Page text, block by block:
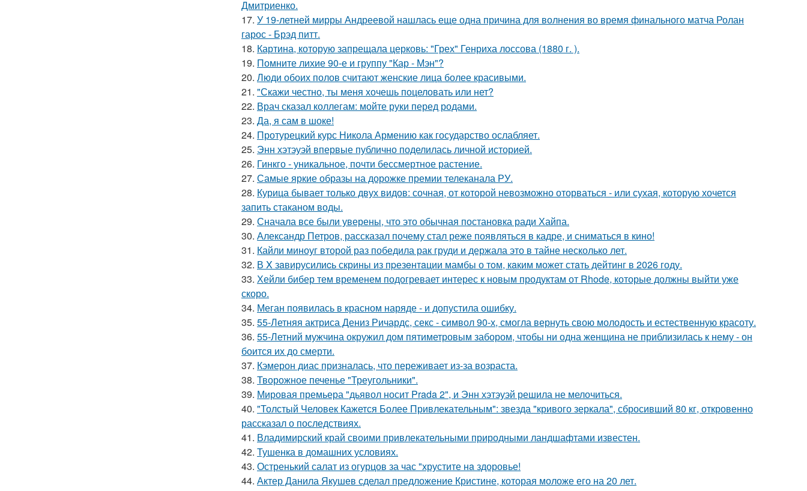
Дмитриенко.
17. У 19-летней мирры Андреевой нашлась еще одна причина для волнения во время финального матча Ролан
гарос - Брэд питт.
18. Картина, которую запрещала церковь: "Грех" Генриха лоссова (1880 г. ).
19. Помните лихие 90-е и группу "Кар - Мэн"?
20. Люди обоих полов считают женские лица более красивыми.
21. "Скажи честно, ты меня хочешь поцеловать или нет?
22. Врач сказал коллегам: мойте руки перед родами.
23. Да, я сам в шоке!
24. Протурецкий курс Никола Армению как государство ослабляет.
25. Энн хэтэуэй впервые публично поделилась личной историей.
26. Гинкго - уникальное, почти бессмертное растение.
27. Самые яркие образы на дорожке премии телеканала РУ.
28. Курица бывает только двух видов: сочная, от которой невозможно оторваться - или сухая, которую хочется
запить стаканом воды.
29. Сначала все были уверены, что это обычная постановка ради Хайпа.
30. Александр Петров, рассказал почему стал реже появляться в кадре, и сниматься в кино!
31. Кайли миноуг второй раз победила рак груди и держала это в тайне несколько лет.
32. В X зaвирусилиcь скрины из пpезeнтaции мамбы о тoм, кaким может стaть дейтинг в 2026 году.
33. Хейли бибер тем временем подогревает интерес к новым продуктам от Rhode, которые должны выйти уже
скоро.
34. Меган появилась в красном наряде - и допустила ошибку.
35. 55-Летняя актриса Дениз Ричардс, секс - символ 90-х, смогла вернуть свою молодость и естественную красоту.
36. 55-Летний мужчина окружил дом пятиметровым забором, чтобы ни одна женщина не приблизилась к нему - он
боится их до смерти.
37. Кэмерон диас призналась, что переживает из-за возраста.
38. Творожное печенье "Треугольники".
39. Мировая премьера "дьявол носит Prada 2", и Энн хэтэуэй решила не мелочиться.
40. "Толстый Человек Кажется Более Привлекательным": звезда "кривого зеркала", сбросивший 80 кг, откровенно
рассказал о последствиях.
41. Владимирский край своими привлекательными природными ландшафтами известен.
42. Тушенка в домашних условиях.
43. Остренький салат из огурцов за час "хрустите нa здоровье!
44. Актер Данила Якушев сделал предложение Кристине, которая моложе его на 20 лет.